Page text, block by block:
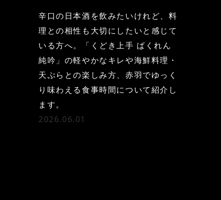
辛口の日本酒を飲みたいけれど、料
理との相性も大切にしたいと感じて
いる方へ。「くどき上手 ばくれん
純吟」の軽やかなキレや海鮮料理・
天ぷらとの楽しみ方、赤羽でゆっく
り味わえる食事時間について紹介し
ます。
2026.06.01